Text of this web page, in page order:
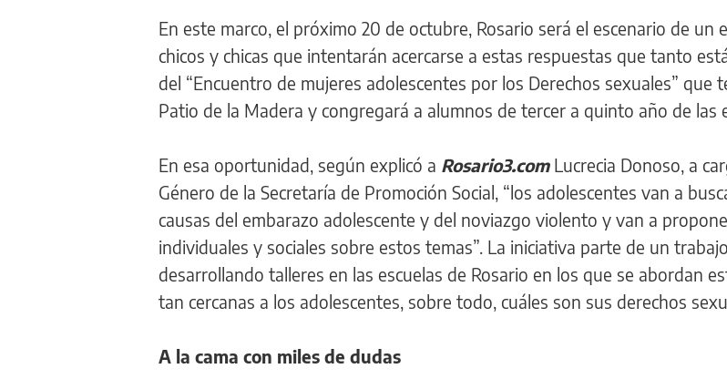
En este marco, el próximo 20 de octubre, Rosario será el escenario de un
chicos y chicas que intentarán acercarse a estas respuestas que tanto
del “Encuentro de mujeres adolescentes por los Derechos sexuales” que
Patio de la Madera y congregará a alumnos de tercer a quinto año de las
En esa oportunidad, según explicó a Rosario3.comLucrecia Donoso, a
Género de la Secretaría de Promoción Social, “los adolescentes van a
causas del embarazo adolescente y del noviazgo violento y van a
individuales y sociales sobre estos temas”. La iniciativa parte de un
desarrollando talleres en las escuelas de Rosario en los que se abordan
tan cercanas a los adolescentes, sobre todo, cuáles son sus derechos
A la cama con miles de dudas